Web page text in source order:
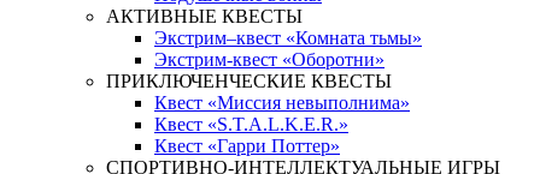
АКТИВНЫЕ КВЕСТЫ
Экстрим–квест «Комната тьмы»
Экстрим-квест «Оборотни»
ПРИКЛЮЧЕНЧЕСКИЕ КВЕСТЫ
Квест «Миссия невыполнима»
Квест «S.T.A.L.K.E.R.»
Квест «Гарри Поттер»
СПОРТИВНО-ИНТЕЛЛЕКТУАЛЬНЫЕ ИГРЫ